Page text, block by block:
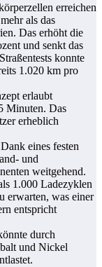
erreichen
als das
Das erhöht die
und senkt das
konnte
1.020 km pro
erlaubt
Minuten. Das
erheblich
Dank eines festen
und
weitgehend.
1.000 Ladezyklen
erwarten, was einer
entspricht
durch
und Nickel